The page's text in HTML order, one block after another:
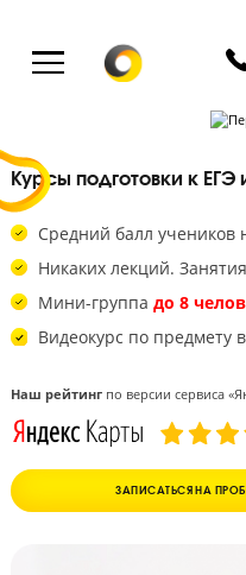
Курсы подготовки к
Средний балл
Никаких лекций.
Мини-группадо 8
Наш рейтингпо версии